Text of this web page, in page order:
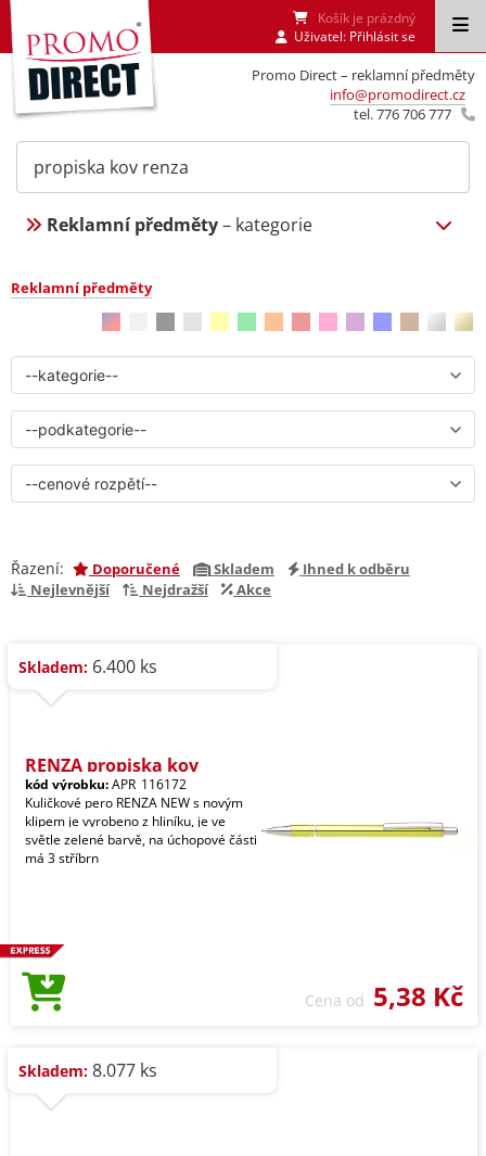
Promo Direct – reklamní předměty
info@promodirect.cz
tel. 776 706 777
Košík je prázdný
Uživatel: Přihlásit se
Reklamní předměty– kategorie
Reklamní předměty
Řazení: Doporučené Skladem
Ihned k odběru
Nejlevnější
Nejdražší Akce
Skladem: 6.400 ks
RENZA propiska kov
kód výrobku:APR_116172
Kuličkové pero RENZA NEW s novým
klipem je vyrobeno z hliníku, je ve
světle zelené barvě, na úchopové části
má 3 stříbrn
Cena od 5,38 Kč
Skladem: 8.077 ks